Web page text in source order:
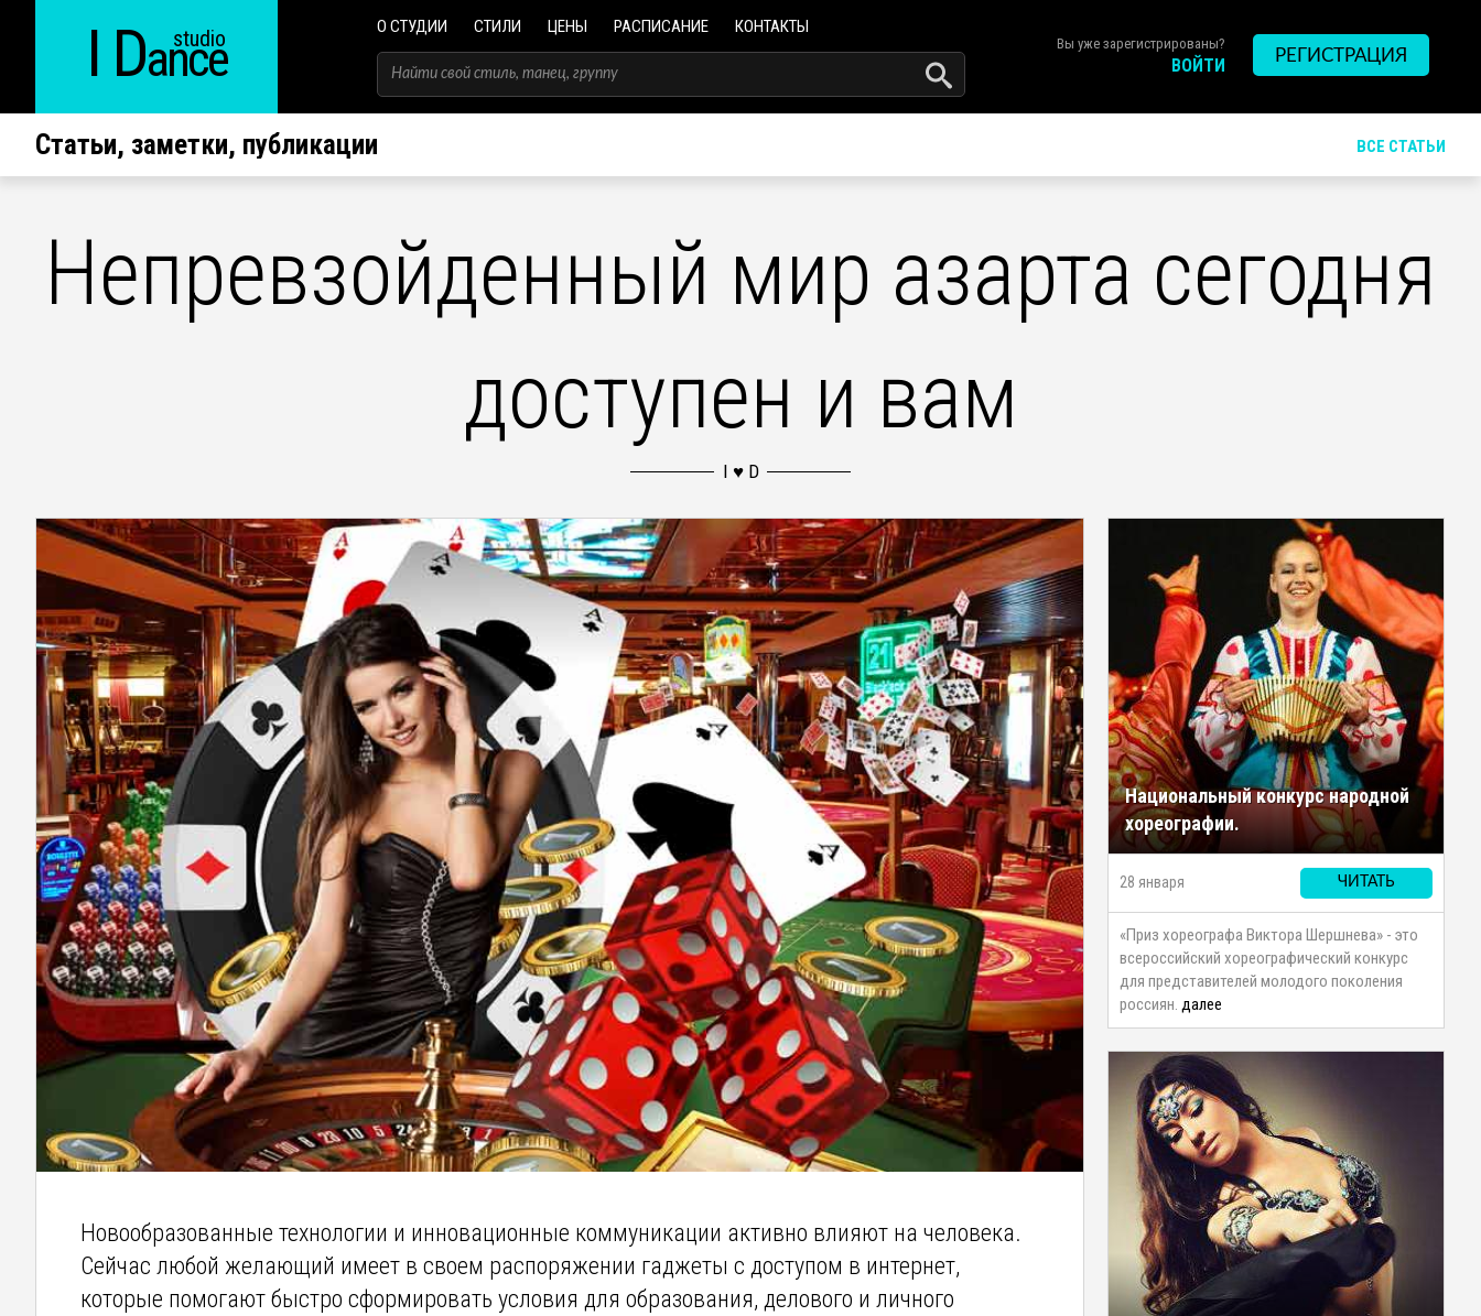
I Dance
studio О СТУДИИ СТИЛИ ЦЕНЫ РАСПИСАНИЕ КОНТАКТЫ
Вы уже зарегистрированы?
ВОЙТИ РЕГИСТРАЦИЯ
Статьи, заметки, публикации ВСЕ СТАТЬИ
Непревзойденный мир азарта сегодня
доступен и вам
Новообразованные технологии и инновационные коммуникации активно влияют на человека.
Сейчас любой желающий имеет в своем распоряжении гаджеты с доступом в интернет,
которые помогают быстро сформировать условия для образования, делового и личного
Национальный конкурс народной
хореографии.
ЧИТАТЬ
28 января
«Приз хореографа Виктора Шершнева» - это
всероссийский хореографический конкурс
для представителей молодого поколения
россиян. далее